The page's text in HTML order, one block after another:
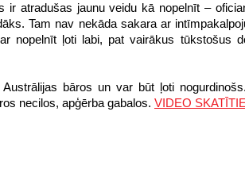
ir atradušas jaunu veidu kā nopelnīt –
Tam nav nekāda sakara ar
nopelnīt ļoti labi, pat vairākus tūkstošus
bāros un var būt ļoti
necilos, apģērba gabalos. VIDEO